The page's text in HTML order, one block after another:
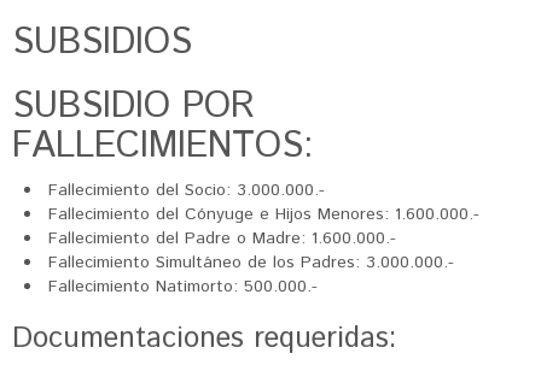
SUBSIDIOS
SUBSIDIO POR
FALLECIMIENTOS:
Fallecimiento del Socio: 3.000.000.-
Fallecimiento del Cónyuge e Hijos Menores: 1.600.000.-
Fallecimiento del Padre o Madre: 1.600.000.-
Fallecimiento Simultáneo de los Padres: 3.000.000.-
Fallecimiento Natimorto: 500.000.-
Documentaciones requeridas: